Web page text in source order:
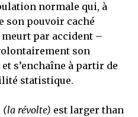
normale qui, à
son pouvoir caché
meurt par accident –
son
s’enchaîne à partir de
statistique.
(la révolte) est larger than